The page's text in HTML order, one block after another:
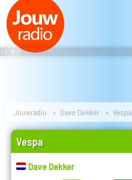
Jouwradio Dave Dekker Vespa
Vespa
Dave Dekker